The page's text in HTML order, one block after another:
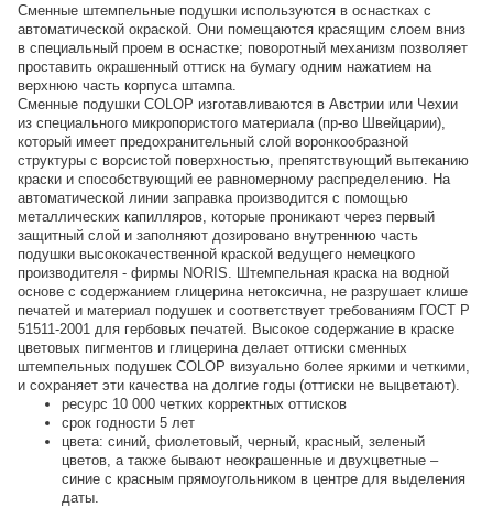
Сменные штемпельные подушки используются в оснастках с
автоматической окраской. Они помещаются красящим слоем вниз
в специальный проем в оснастке; поворотный механизм позволяет
проставить окрашенный оттиск на бумагу одним нажатием на
верхнюю часть корпуса штампа.
Сменные подушки COLOP изготавливаются в Австрии или Чехии
из специального микропористого материала (пр-во Швейцарии),
который имеет предохранительный слой воронкообразной
структуры с ворсистой поверхностью, препятствующий вытеканию
краски и способствующий ее равномерному распределению. На
автоматической линии заправка производится с помощью
металлических капилляров, которые проникают через первый
защитный слой и заполняют дозировано внутреннюю часть
подушки высококачественной краской ведущего немецкого
производителя - фирмы NORIS. Штемпельная краска на водной
основе с содержанием глицерина нетоксична, не разрушает клише
печатей и материал подушек и соответствует требованиям ГОСТ Р
51511-2001 для гербовых печатей. Высокое содержание в краске
цветовых пигментов и глицерина делает оттиски сменных
штемпельных подушек COLOP визуально более яркими и четкими,
и сохраняет эти качества на долгие годы (оттиски не выцветают).
ресурс 10 000 четких корректных оттисков
срок годности 5 лет
цвета: синий, фиолетовый, черный, красный, зеленый
цветов, а также бывают неокрашенные и двухцветные –
синие с красным прямоугольником в центре для выделения
даты.